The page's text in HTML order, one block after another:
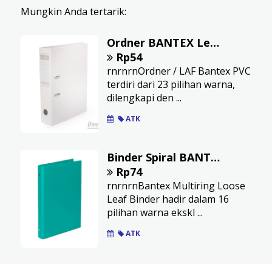
Mungkin Anda tertarik:
Ordner BANTEX Lever Arch File PVC F4 7cm White
Rp54
rnrnrnOrdner / LAF Bantex PVC
terdiri dari 23 pilihan warna,
dilengkapi den ...
ATK
Binder Spiral BANTEX 26 Cincin 25 mm B5 Turquoise
Rp74
rnrnrnBantex Multiring Loose
Leaf Binder hadir dalam 16
pilihan warna ekskl ...
ATK